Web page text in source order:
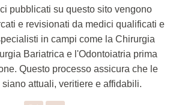
pubblicati su questo sito vengono
e revisionati da medici qualificati e
in campi come la Chirurgia
Bariatrica e l'Odontoiatria prima
Questo processo assicura che le
attuali, veritiere e affidabili.